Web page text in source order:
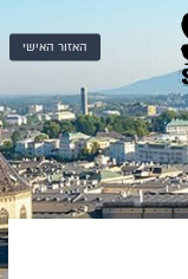
האזור האישי